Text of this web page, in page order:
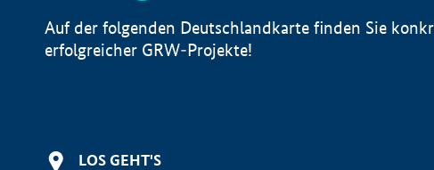
Auf der folgenden Deutschlandkarte finden Sie
erfolgreicher GRW-Projekte!
LOS GEHT'S